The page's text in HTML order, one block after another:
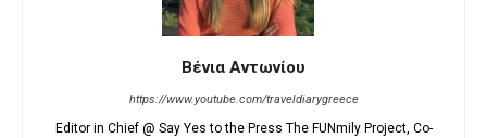
Βένια Αντωνίου
https://www.youtube.com/traveldiarygreece
Editor in Chief @ Say Yes to the Press The FUNmily Project, Co-